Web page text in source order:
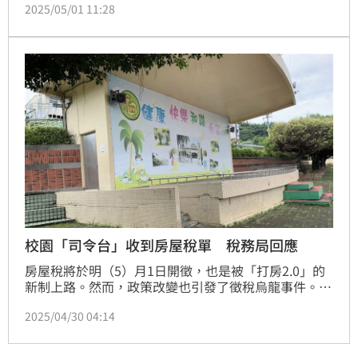
來回機票。（賴俊佑）
2025/05/01 11:28
校園「司令台」收到房屋稅單 稅務局回應
房屋稅將於明（5）月1日開徵，也是被「打房2.0」的
新制上路。然而，政策改變也引發了徵稅烏龍事件。台
繳納556元。經校長林庭瑤向稅務局反映後，稅務局表
2025/04/30 04:14